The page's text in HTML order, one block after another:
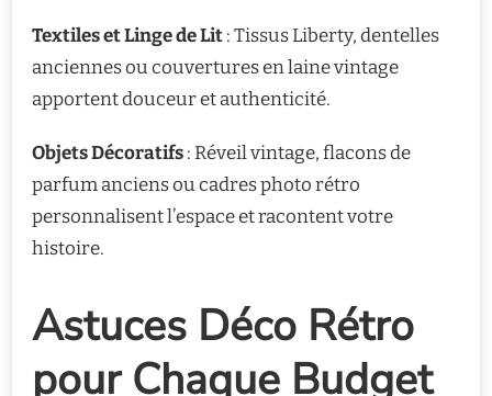
Textiles et Linge de Lit: Tissus Liberty, dentelles
anciennes ou couvertures en laine vintage
apportent douceur et authenticité.
Objets Décoratifs: Réveil vintage, flacons de
parfum anciens ou cadres photo rétro
personnalisent l’espace et racontent votre
histoire.
Astuces Déco Rétro
pour Chaque Budget